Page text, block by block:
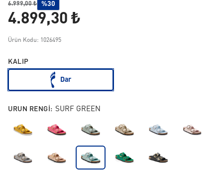
6.999,00 ₺ %30
4.899,30 ₺
Ürün Kodu: 1026495
KALIP
Dar
URUN RENGI: SURF GREEN